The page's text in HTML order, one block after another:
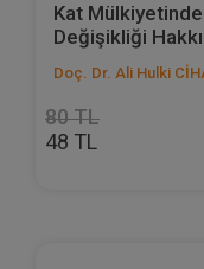
Kat
Değişikliği
Doç. Dr. Ali Hulki
80 TL
48 TL